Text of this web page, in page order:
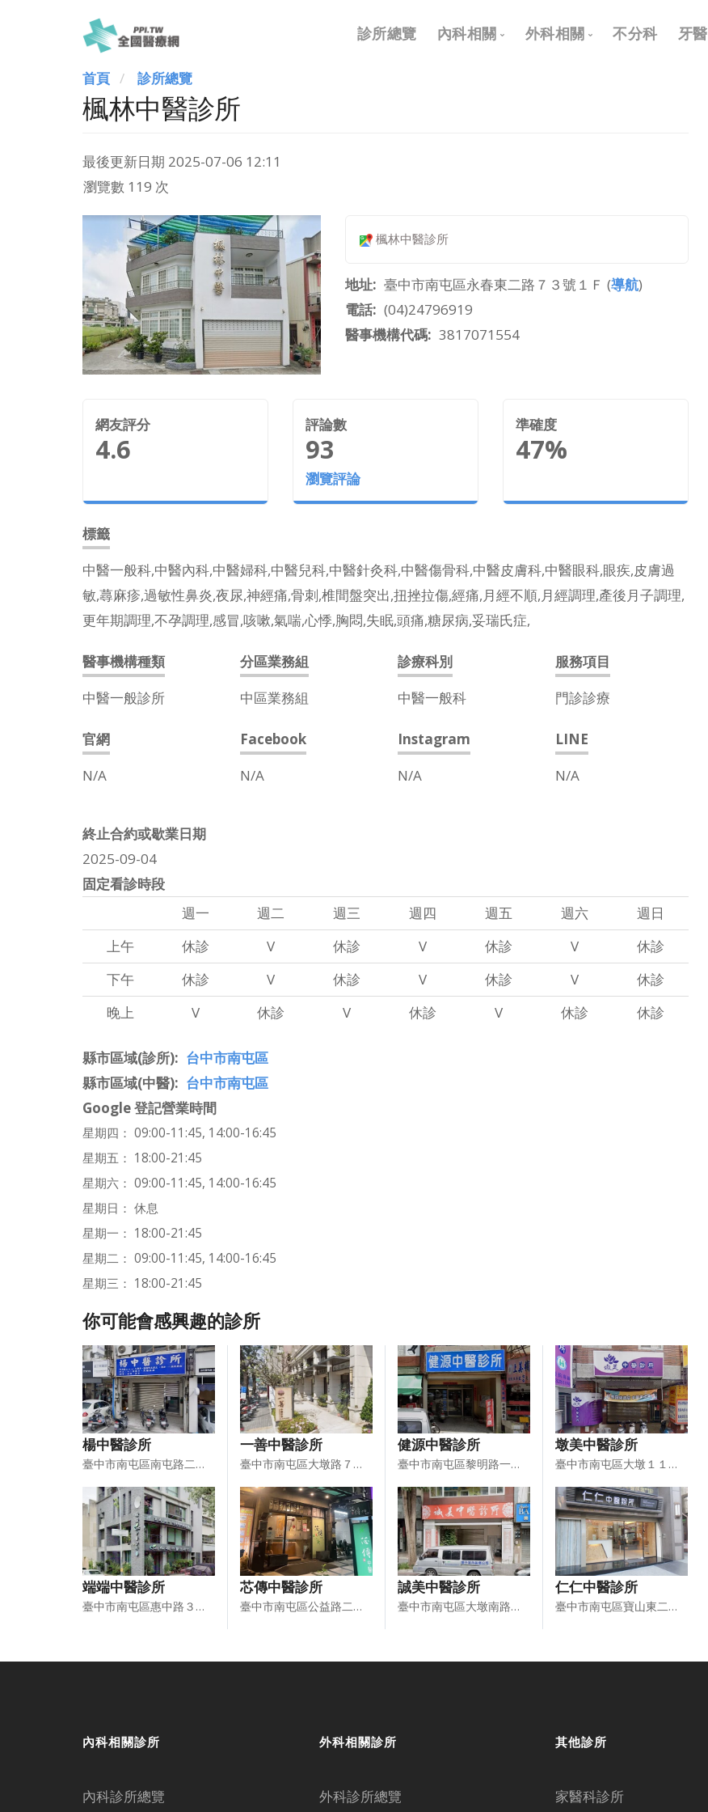
Main
navigation
診所總覽 內科相關 外科相關 不分科 牙醫
首頁 診所總覽
楓林中醫診所
最後更新日期 2025-07-06 12:11
瀏覽數 119 次
楓林中醫診所
地址 臺中市南屯區永春東二路７３號１Ｆ (導航)
電話
(04)24796919
醫事機構代碼
3817071554
網友評分
4.6
評論數
93
瀏覽評論
準確度
47%
標籤
中醫一般科,中醫內科,中醫婦科,中醫兒科,中醫針灸科,中醫傷骨科,中醫皮膚科,中醫眼科,眼疾,皮膚過
敏,蕁麻疹,過敏性鼻炎,夜尿,神經痛,骨刺,椎間盤突出,扭挫拉傷,經痛,月經不順,月經調理,產後月子調理,
更年期調理,不孕調理,感冒,咳嗽,氣喘,心悸,胸悶,失眠,頭痛,糖尿病,妥瑞氏症,
醫事機構種類
中醫一般診所
分區業務組
中區業務組
診療科別
中醫一般科
服務項目
門診診療
官網
N/A
Facebook
N/A
Instagram
N/A
LINE
N/A
終止合約或歇業日期
2025-09-04
固定看診時段
週一
週二 週三 週四 週五 週六
週日
上午
休診 V 休診 V 休診 V
休診
下午
休診 V 休診 V 休診 V
休診
晚上
V 休診 V 休診 V 休診 休診
縣市區域(診所)
台中市南屯區
縣市區域(中醫)
台中市南屯區
Google 登記營業時間
星期四： 09:00-11:45, 14:00-16:45
星期五： 18:00-21:45
星期六： 09:00-11:45, 14:00-16:45
星期日： 休息
星期一： 18:00-21:45
星期二： 09:00-11:45, 14:00-16:45
星期三： 18:00-21:45
你可能會感興趣的診所
楊中醫診所
臺中市南屯區南屯路二段１１５號
一善中醫診所
臺中市南屯區大墩路７００號１樓、２樓
健源中醫診所
臺中市南屯區黎明路一段１３９號１樓
墩美中醫診所
臺中市南屯區大墩１１街１７８號１、２樓
端端中醫診所
臺中市南屯區惠中路３段３５５號１樓
芯傳中醫診所
臺中市南屯區公益路二段２４３號１樓
誠美中醫診所
臺中市南屯區大墩南路３９８號１樓
仁仁中醫診所
臺中市南屯區寶山東二街２７號１樓
內科相關診所
內科診所總覽
外科相關診所
外科診所總覽
其他診所
家醫科診所